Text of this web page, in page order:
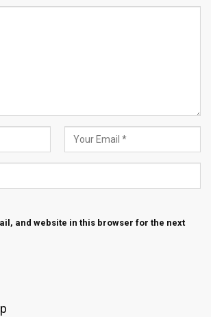
and website in this browser for the next